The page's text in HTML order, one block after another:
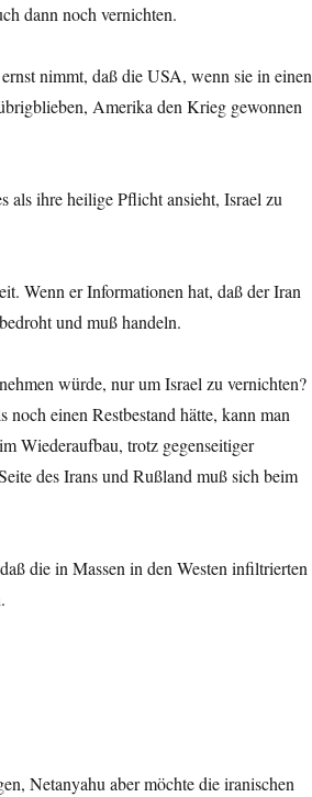
dann noch vernichten.
nimmt, daß die USA, wenn sie in einen
Amerika den Krieg gewonnen
als ihre heilige Pflicht ansieht, Israel zu
Wenn er Informationen hat, daß der Iran
und muß handeln.
würde, nur um Israel zu vernichten?
einen Restbestand hätte, kann man
Wiederaufbau, trotz gegenseitiger
des Irans und Rußland muß sich beim
die in Massen in den Westen infiltrierten
Netanyahu aber möchte die iranischen